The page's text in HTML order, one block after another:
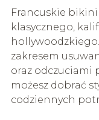
Francuskie
klasycznego,
zakresem
oraz odczuciami
możesz dobrać
codziennych